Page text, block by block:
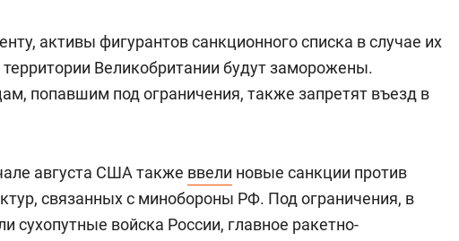
активы фигурантов санкционного списка в случае их
Великобритании будут заморожены.
попавшим под ограничения, также запретят въезд в
августа США также ввели новые санкции против
связанных с минобороны РФ. Под ограничения, в
сухопутные войска России, главное ракетно-